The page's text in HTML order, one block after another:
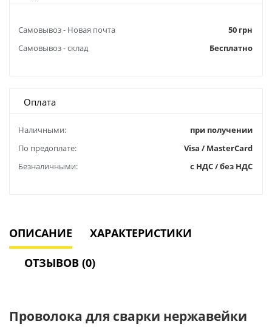
Самовывоз - Новая почта
50 грн
Самовывоз - склад
Бесплатно
Оплата
Наличными:
при получении
По предоплате:
Visa / MasterCard
Безналичными:
с НДС / без НДС
ОПИСАНИЕ ХАРАКТЕРИСТИКИ
ОТЗЫВОВ (0)
Проволока для сварки нержавейки